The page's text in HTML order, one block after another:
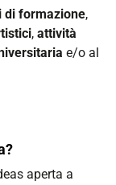
di formazione,
, attività
e/o al
aperta a